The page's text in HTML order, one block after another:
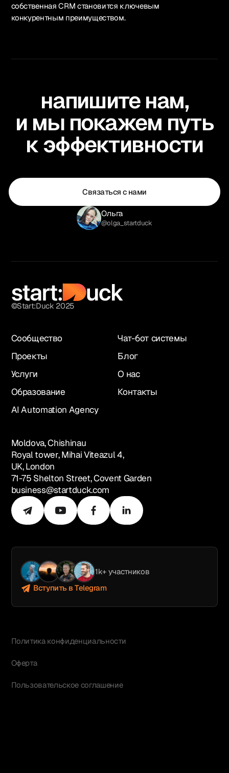
собственная CRM становится ключевым
конкурентным преимуществом.
напишите нам,
и мы покажем путь
к эффективности
Связаться с нами
Ольга
@olga_startduck
©Start:Duck 2025
Сообщество
Проекты
Услуги
Образование
AI Automation Agency
Чат-бот системы
Блог
О нас
Контакты
Moldova, Chishinau
Royal tower, Mihai Viteazul 4,
UK, London
71-75 Shelton Street, Covent Garden
business@startduck.com
1k+ участников
Вступить в Telegram
Политика конфиденциальности
Оферта
Пользовательское соглашение